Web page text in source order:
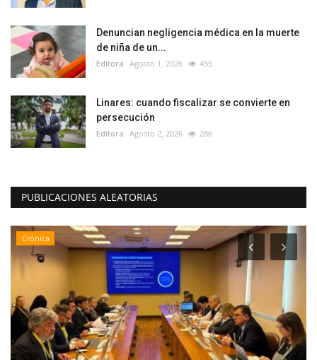
Denuncian negligencia médica en la muerte
de niña de un...
Editora Agosto 1, 2026 455
Linares: cuando fiscalizar se convierte en
persecución
Editora Agosto 2, 2026 286
PUBLICACIONES ALEATORIAS
Crónica